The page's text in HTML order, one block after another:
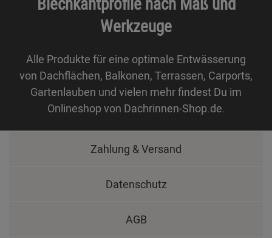
Werkzeuge
Alle Produkte für eine optimale Entwässerung
von Dachflächen, Balkonen, Terrassen, Carports,
Gartenlauben und vielen mehr findest Du im
Onlineshop von Dachrinnen-Shop.de.
Zahlung & Versand
Datenschutz
AGB